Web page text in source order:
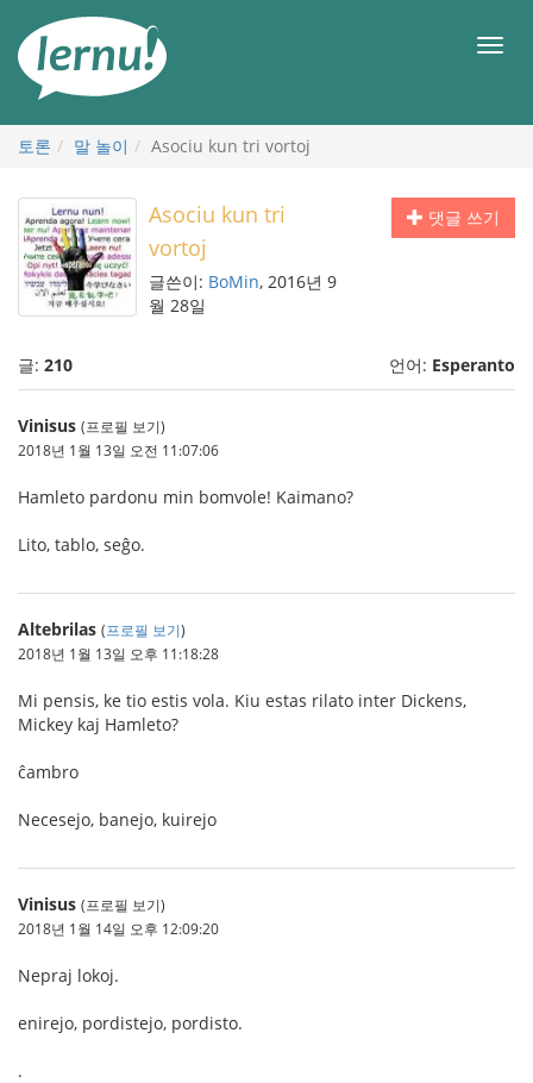
메
토론 말 놀이 Asociu kun tri vortoj
댓글 쓰기
Asociu kun tri
vortoj
글쓴이: BoMin, 2016년 9
월 28일
글: 210 언어: Esperanto
Vinisus (프로필 보기)
2018년 1월 13일 오전 11:07:06
Hamleto pardonu min bomvole! Kaimano?
Lito, tablo, seĝo.
Altebrilas (프로필 보기)
2018년 1월 13일 오후 11:18:28
Mi pensis, ke tio estis vola. Kiu estas rilato inter Dickens,
Mickey kaj Hamleto?
ĉambro
Necesejo, banejo, kuirejo
Vinisus (프로필 보기)
2018년 1월 14일 오후 12:09:20
Nepraj lokoj.
enirejo, pordistejo, pordisto.
.